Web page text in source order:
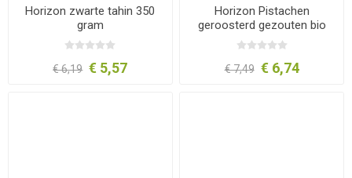
Horizon zwarte tahin 350
gram
€ 6,19 € 5,57
Horizon Pistachen
geroosterd gezouten bio
150g
€ 7,49 € 6,74